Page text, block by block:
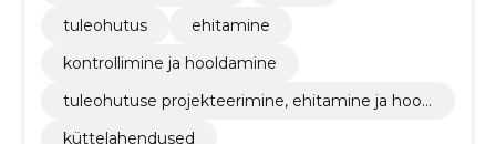
tuleohutus
ehitamine
kontrollimine ja hooldamine
tuleohutuse projekteerimine, ehitamine ja hool
küttelahendused